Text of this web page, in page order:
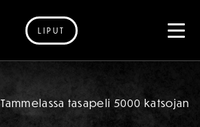
LIPUT
Tammelassa tasapeli 5000 katsojan